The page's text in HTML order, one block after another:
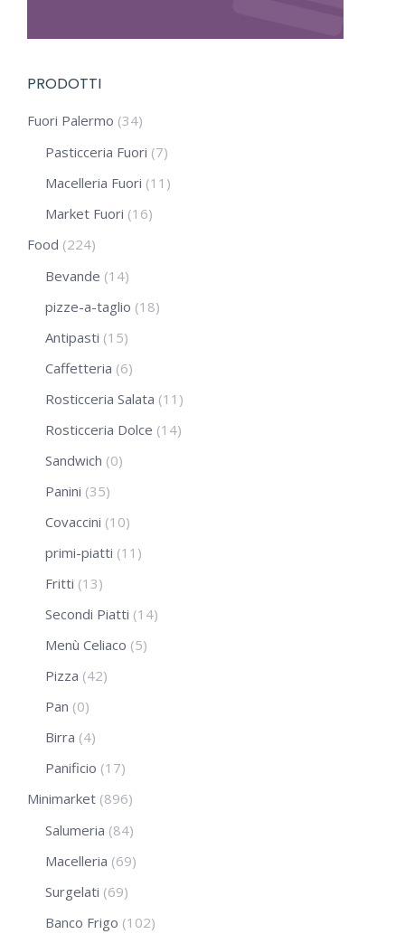
PRODOTTI
Fuori Palermo (34)
Pasticceria Fuori (7)
Macelleria Fuori (11)
Market Fuori (16)
Food (224)
Bevande (14)
pizze-a-taglio (18)
Antipasti (15)
Caffetteria (6)
Rosticceria Salata (11)
Rosticceria Dolce (14)
Sandwich (0)
Panini (35)
Covaccini (10)
primi-piatti (11)
Fritti (13)
Secondi Piatti (14)
Menù Celiaco (5)
Pizza (42)
Pan (0)
Birra (4)
Panificio (17)
Minimarket (896)
Salumeria (84)
Macelleria (69)
Surgelati (69)
Banco Frigo (102)